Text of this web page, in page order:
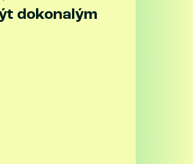
dokonalým